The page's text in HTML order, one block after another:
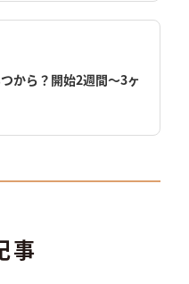
から？開始2週間〜3ヶ
事